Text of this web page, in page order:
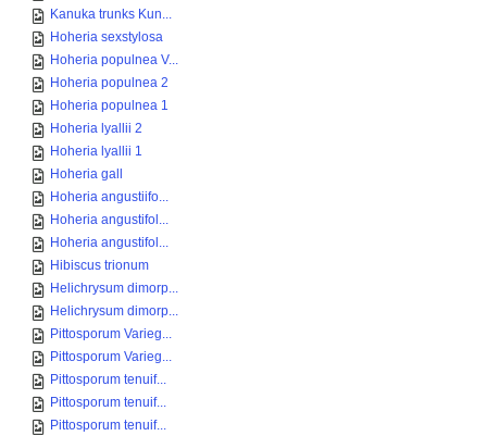
Kanuka trunks Kun...
Hoheria sexstylosa
Hoheria populnea V...
Hoheria populnea 2
Hoheria populnea 1
Hoheria lyallii 2
Hoheria lyallii 1
Hoheria gall
Hoheria angustiifo...
Hoheria angustifol...
Hoheria angustifol...
Hibiscus trionum
Helichrysum dimorp...
Helichrysum dimorp...
Pittosporum Varieg...
Pittosporum Varieg...
Pittosporum tenuif...
Pittosporum tenuif...
Pittosporum tenuif...